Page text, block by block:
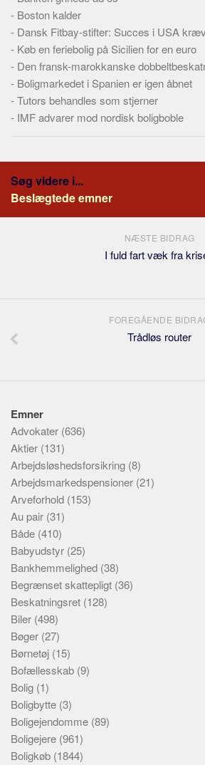
Bannere
Hjælp
- Boston kalder
- Dansk Fitbay-stifter: Succes i USA
- Køb en feriebolig på Sicilien for en euro
- Den fransk-marokkanske
- Boligmarkedet i Spanien er igen åbnet
-Tutors behandles som stjerner
- IMF advarer mod nordisk boligboble
Søg videre i...
Beslægtede emner
NÆSTE BIDRAG
I fuld fart væk fra
FOREGÅENDE
Trådløs router
Emner
Advokater (636)
Aktier (131)
Arbejdsløshedsforsikring (8)
Arbejdsmarkedspensioner (21)
Arveforhold (153)
Au pair (31)
Både (410)
Babyudstyr (25)
Bankhemmelighed (38)
Begrænset skattepligt (36)
Beskatningsret (128)
Biler (498)
Bøger (27)
Børnetøj (15)
Bofællesskab (9)
Bolig (1)
Boligbytte (3)
Boligejendomme (89)
Boligejere (961)
Boligkøb (1844)